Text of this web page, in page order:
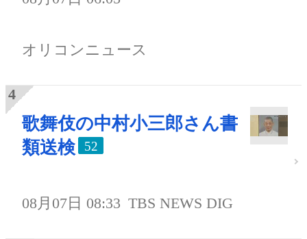
オリコンニュース
歌舞伎の中村小三郎さん書
類送検
52
08月07日 08:33 TBS NEWS DIG